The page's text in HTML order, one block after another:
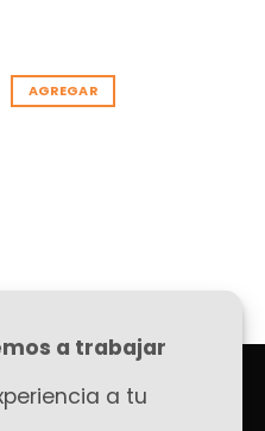
AGREGAR
a trabajar
a tu